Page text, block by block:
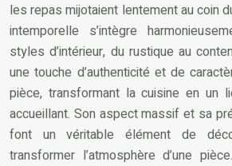
les repas mijotaient lentement au coin
intemporelle s’intègre
styles d’intérieur, du rustique au
une touche d’authenticité et de
pièce, transformant la cuisine en un
accueillant. Son aspect massif et sa
font un véritable élément de
transformer l’atmosphère d’une